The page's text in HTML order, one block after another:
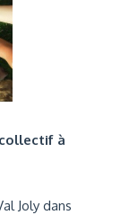
à
Joly dans